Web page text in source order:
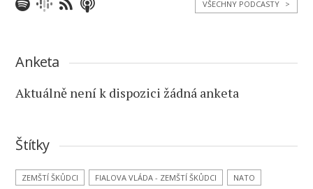
VŠECHNY PODCASTY >
Anketa
Aktuálně není k dispozici žádná anketa
Štítky
ZEMŠTÍ ŠKŮDCI FIALOVA VLÁDA - ZEMŠTÍ ŠKŮDCI
NATO